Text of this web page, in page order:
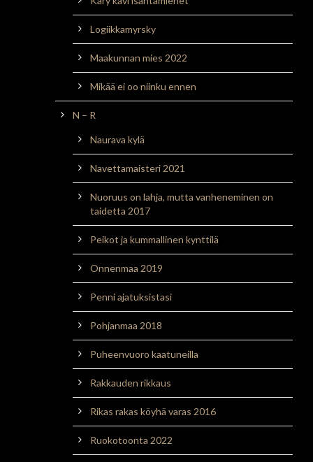
Logiikkamyrsky
Maakunnan mies 2022
Mikää ei oo niinku ennen
N – R
Naurava kylä
Navettamaisteri 2021
Nuoruus on lahja, mutta vanheneminen on
taidetta 2017
Peikot ja kummallinen kynttilä
Onnenmaa 2019
Penni ajatuksistasi
Pohjanmaa 2018
Puheenvuoro kaatuneilla
Rakkauden rikkaus
Rikas rakas köyhä varas 2016
Ruokotoonta 2022